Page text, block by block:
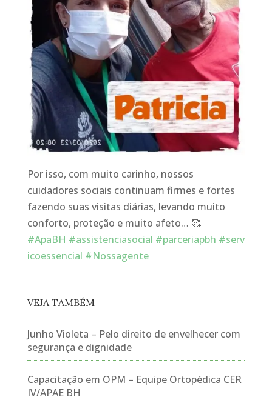
Por isso, com muito carinho, nossos
cuidadores sociais continuam firmes e fortes
fazendo suas visitas diárias, levando muito
conforto, proteção e muito afeto… 🥰
#ApaBH #assistenciasocial #parceriapbh #serv
icoessencial #Nossagente
VEJA TAMBÉM
Junho Violeta – Pelo direito de envelhecer com
segurança e dignidade
Capacitação em OPM – Equipe Ortopédica CER
IV/APAE BH